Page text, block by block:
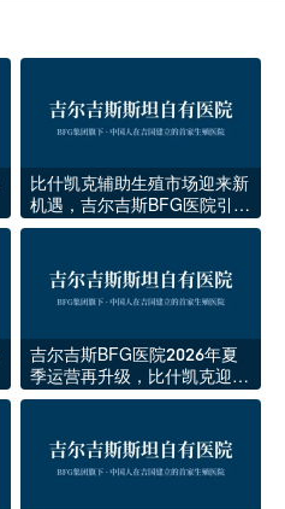
比什凯克辅助生殖市场迎来新
机遇，吉尔吉斯BFG医院引领
本地代孕医疗升级
吉尔吉斯BFG医院2026年夏
季运营再升级，比什凯克迎来
新一批海外家庭